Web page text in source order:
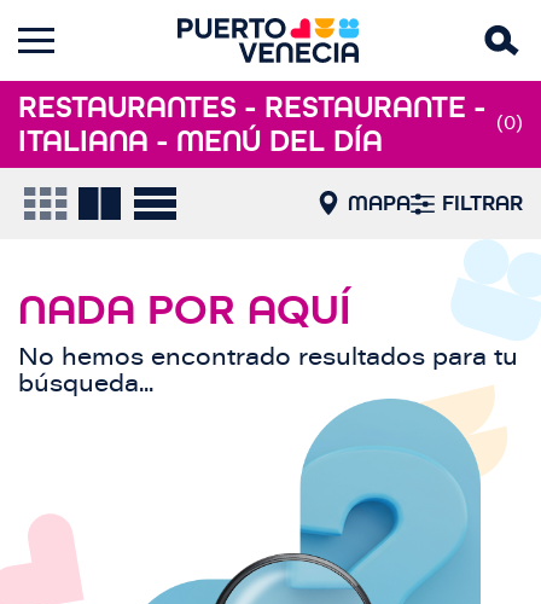
RESTAURANTES - RESTAURANTE -
ITALIANA - MENÚ DEL DÍA
(0)
MAPA FILTRAR
NADA POR AQUÍ
No hemos encontrado resultados para tu
búsqueda...